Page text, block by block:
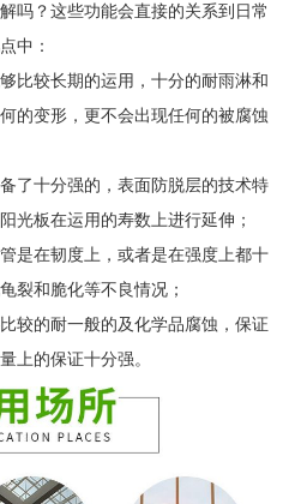
吗？这些功能会直接的关系到日常
中：
比较长期的运用，十分的耐雨淋和
的变形，更不会出现任何的被腐蚀
了十分强的，表面防脱层的技术特
光板在运用的寿数上进行延伸；
是在韧度上，或者是在强度上都十
裂和脆化等不良情况；
较的耐一般的及化学品腐蚀，保证
上的保证十分强。